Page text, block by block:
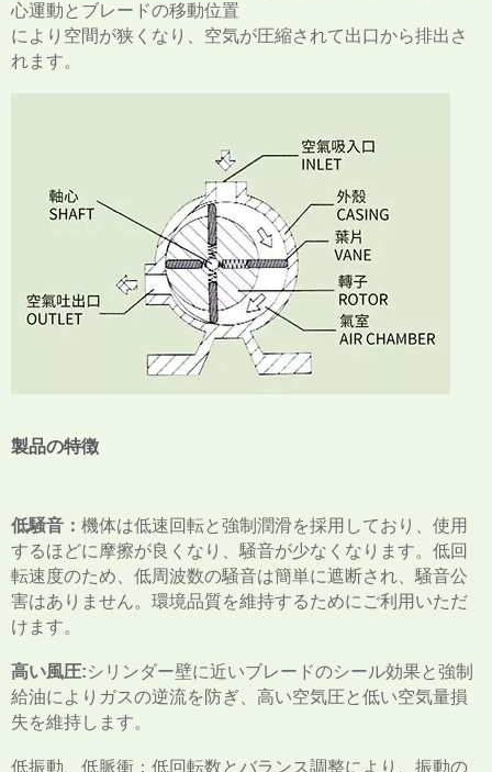
心運動とブレードの移動位置
により空間が狭くなり、空気が圧縮されて出口から排出さ
れます。
製品の特徴
低騒音： 機体は低速回転と強制潤滑を採用しており、使用
するほどに摩擦が良くなり、騒音が少なくなります。低回
転速度のため、低周波数の騒音は簡単に遮断され、騒音公
害はありません。環境品質を維持するためにご利用いただ
けます。
高い風圧:シリンダー壁に近いブレードのシール効果と強制
給油によりガスの逆流を防ぎ、高い空気圧と低い空気量損
失を維持します。
低振動、低脈衝：低回転数とバランス調整により、振動の